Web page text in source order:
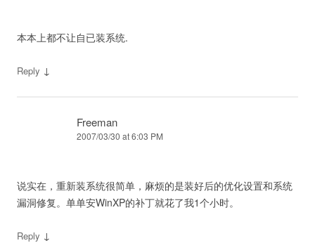
本本上都不让自已装系统.
Reply ↓
Freeman
2007/03/30 at 6:03 PM
说实在，重新装系统很简单，麻烦的是装好后的优化设置和系统
漏洞修复。单单安WinXP的补丁就花了我1个小时。
Reply ↓